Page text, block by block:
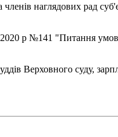
наглядових рад
р №141 "Питання умов
Верховного суду,